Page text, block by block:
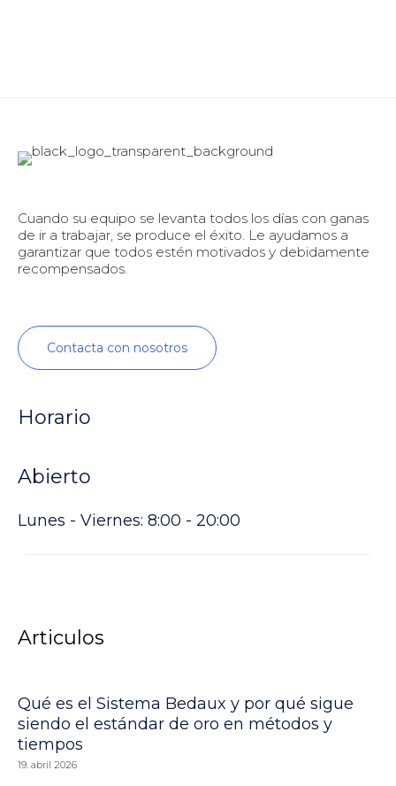
Cuando su equipo se levanta todos los días con ganas
de ir a trabajar, se produce el éxito. Le ayudamos a
garantizar que todos estén motivados y debidamente
recompensados.
Contacta con nosotros
Horario
Abierto
Lunes - Viernes: 8:00 - 20:00
Articulos
Qué es el Sistema Bedaux y por qué sigue
siendo el estándar de oro en métodos y
tiempos
19. abril 2026